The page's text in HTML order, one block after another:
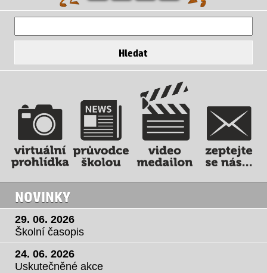
NOVINKY
29. 06. 2026
Školní časopis
24. 06. 2026
Uskutečněné akce